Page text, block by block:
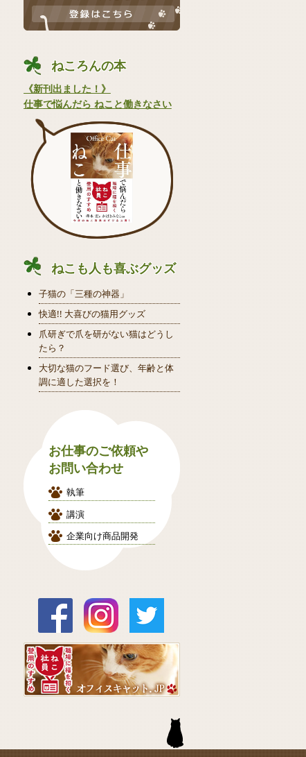
ねころんの本
《新刊出ました！》
仕事で悩んだら ねこと働きなさい
ねこも人も喜ぶグッズ
子猫の「三種の神器」
快適!! 大喜びの猫用グッズ
爪研ぎで爪を研がない猫はどうし
たら？
大切な猫のフード選び、年齢と体
調に適した選択を！
お仕事のご依頼や
お問い合わせ
執筆
講演
企業向け商品開発